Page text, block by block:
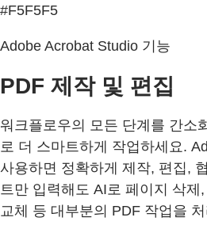
#F5F5F5
Adobe Acrobat Studio 기능
PDF 제작 및 편집
워크플로우의 모든 단계를 간소
로 더 스마트하게 작업하세요.
사용하면 정확하게 제작, 편집,
트만 입력해도 AI로 페이지 삭제
교체 등 대부분의 PDF 작업을